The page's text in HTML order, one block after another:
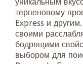
терпеновому
Express и
своими
бодрящими
выбором для